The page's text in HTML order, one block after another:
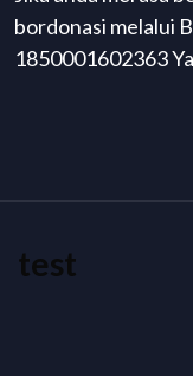
bordonasi melalui
1850001602363
test